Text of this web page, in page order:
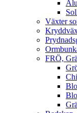
Växter
FRÖ,